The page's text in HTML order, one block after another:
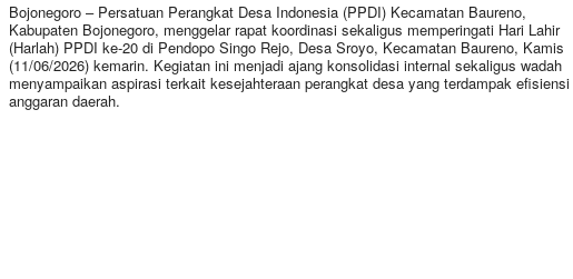
Bojonegoro – Persatuan Perangkat Desa Indonesia (PPDI) Kecamatan Baureno,
Kabupaten Bojonegoro, menggelar rapat koordinasi sekaligus memperingati Hari Lahir
(Harlah) PPDI ke-20 di Pendopo Singo Rejo, Desa Sroyo, Kecamatan Baureno, Kamis
(11/06/2026) kemarin. Kegiatan ini menjadi ajang konsolidasi internal sekaligus wadah
menyampaikan aspirasi terkait kesejahteraan perangkat desa yang terdampak efisiensi
anggaran daerah.